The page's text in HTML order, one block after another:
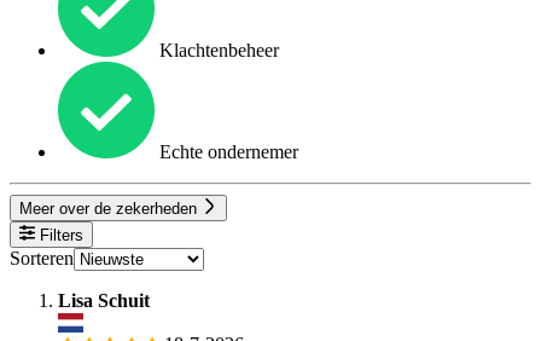
Klachtenbeheer
Echte ondernemer
Meer over de zekerheden
Filters
Sorteren
Lisa Schuit